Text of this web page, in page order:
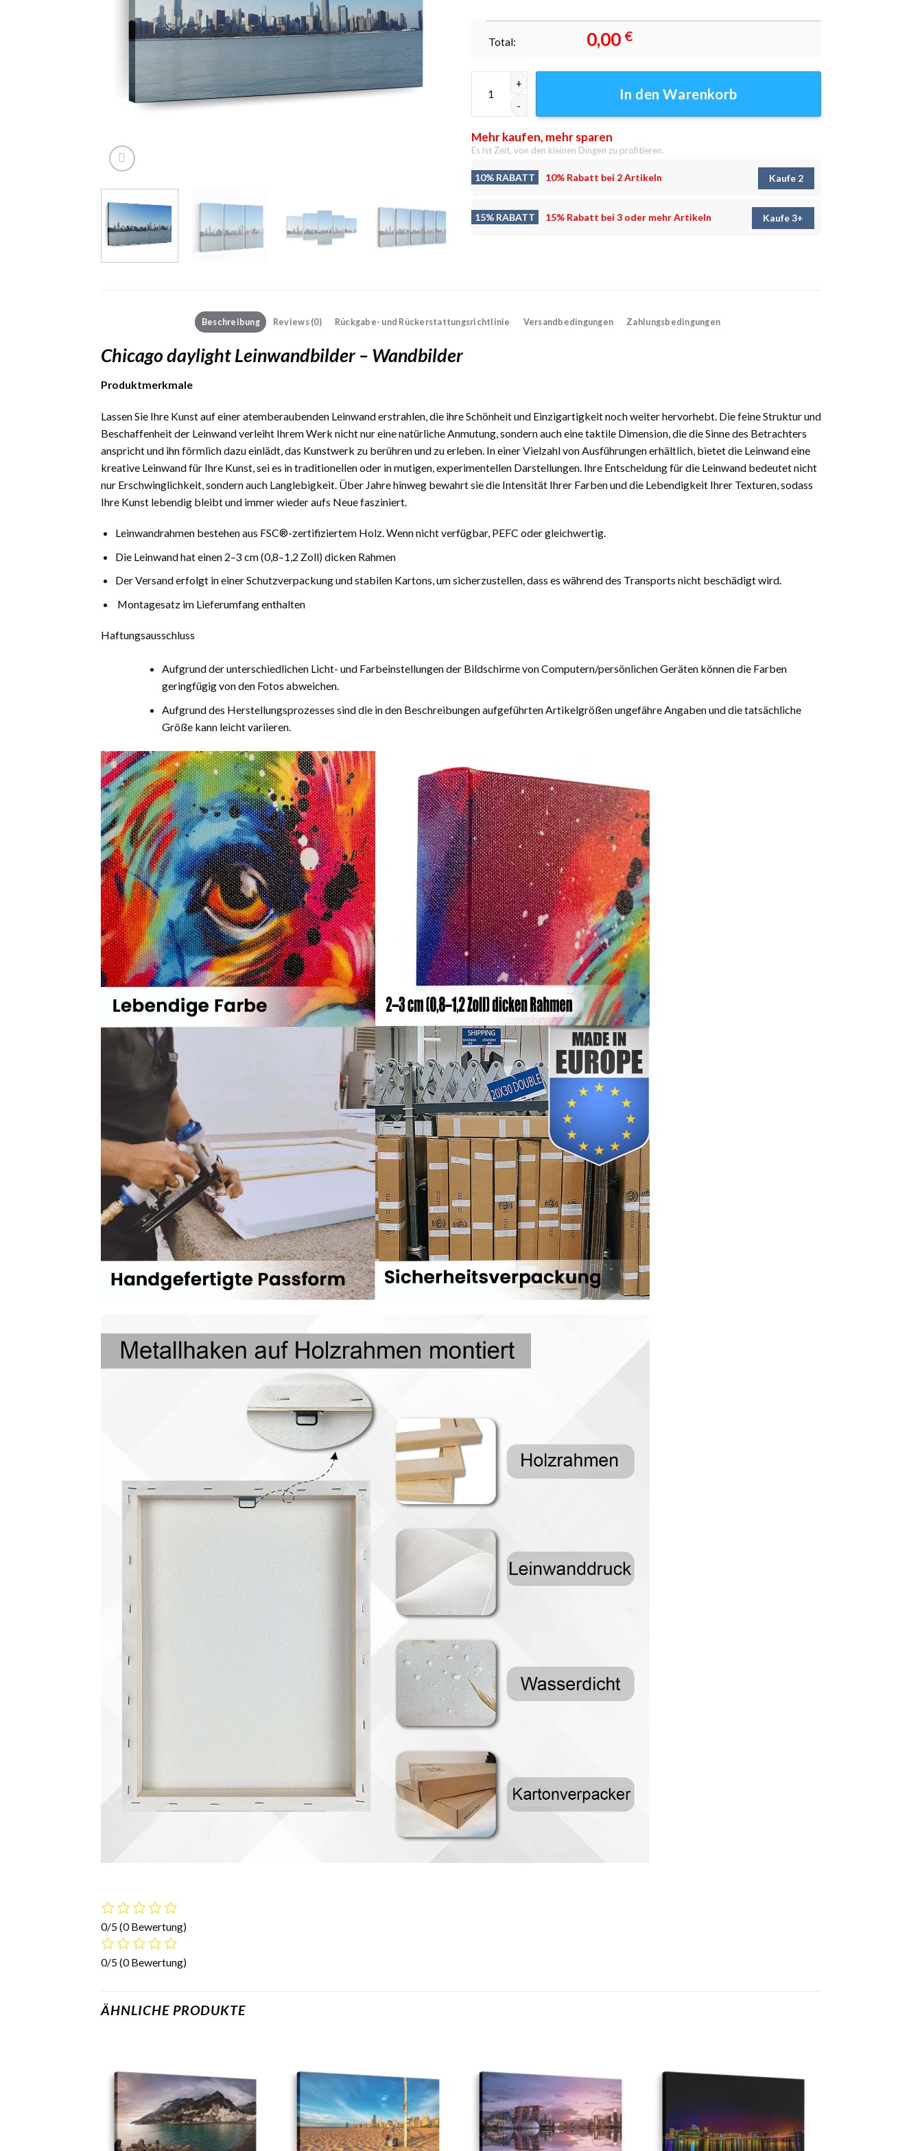
Total: 0,00 €
Chicago daylight Leinwandbilder - Wandbilder Menge
In den Warenkorb
Mehr kaufen, mehr sparen
Es ist Zeit, von den kleinen Dingen zu profitieren.
10% RABATT 10% Rabatt bei 2 Artikeln Kaufe 2
15% RABATT 15% Rabatt bei 3 oder mehr Artikeln Kaufe 3+
Beschreibung Reviews (0) Rückgabe- und Rückerstattungsrichtlinie Versandbedingungen Zahlungsbedingungen
Chicago daylight Leinwandbilder – Wandbilder
Produktmerkmale
Lassen Sie Ihre Kunst auf einer atemberaubenden Leinwand erstrahlen, die ihre Schönheit und Einzigartigkeit noch weiter hervorhebt. Die feine Struktur und
Beschaffenheit der Leinwand verleiht Ihrem Werk nicht nur eine natürliche Anmutung, sondern auch eine taktile Dimension, die die Sinne des Betrachters
anspricht und ihn förmlich dazu einlädt, das Kunstwerk zu berühren und zu erleben. In einer Vielzahl von Ausführungen erhältlich, bietet die Leinwand eine
kreative Leinwand für Ihre Kunst, sei es in traditionellen oder in mutigen, experimentellen Darstellungen. Ihre Entscheidung für die Leinwand bedeutet nicht
nur Erschwinglichkeit, sondern auch Langlebigkeit. Über Jahre hinweg bewahrt sie die Intensität Ihrer Farben und die Lebendigkeit Ihrer Texturen, sodass
Ihre Kunst lebendig bleibt und immer wieder aufs Neue fasziniert.
Leinwandrahmen bestehen aus FSC®-zertifiziertem Holz. Wenn nicht verfügbar, PEFC oder gleichwertig.
Die Leinwand hat einen 2–3 cm (0,8–1,2 Zoll) dicken Rahmen
Der Versand erfolgt in einer Schutzverpackung und stabilen Kartons, um sicherzustellen, dass es während des Transports nicht beschädigt wird.
Montagesatz im Lieferumfang enthalten
Haftungsausschluss
Aufgrund der unterschiedlichen Licht- und Farbeinstellungen der Bildschirme von Computern/persönlichen Geräten können die Farben
geringfügig von den Fotos abweichen.
Aufgrund des Herstellungsprozesses sind die in den Beschreibungen aufgeführten Artikelgrößen ungefähre Angaben und die tatsächliche
Größe kann leicht variieren.
0/5(0 Bewertung)
0/5(0 Bewertung)
ÄHNLICHE PRODUKTE